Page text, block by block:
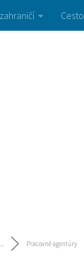
Pracovné agentúry